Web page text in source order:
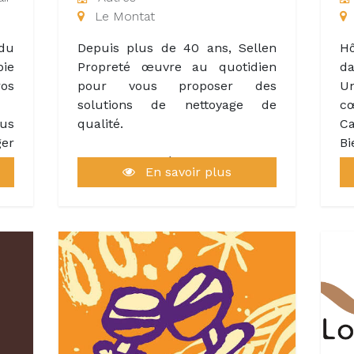
inoubliable à nos visiteurs.
Le Montat
Depuis plus de 40 ans, Sellen
Propreté œuvre au quotidien
pour vous proposer des
solutions de nettoyage de
qualité.
Sellen Propreté, c’est avant tout
une entreprise familiale à taille
côtés, quel que soit votre
secteur d’activité, pour assurer
la propreté et l’entretien de vos
espaces.
Parce que vous êtes tous
En savoir plus